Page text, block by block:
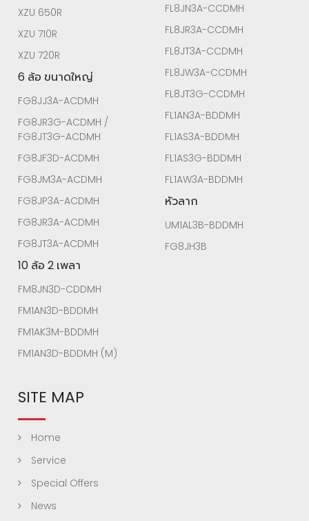
XZU 650R
XZU 710R
XZU 720R
6 ล้อ ขนาดใหญ่
FG8JJ3A-ACDMH
FG8JR3G-ACDMH /
FG8JT3G-ACDMH
FG8JF3D-ACDMH
FG8JM3A-ACDMH
FG8JP3A-ACDMH
FG8JR3A-ACDMH
FG8JT3A-ACDMH
10 ล้อ 2 เพลา
FM8JN3D-CDDMH
FM1AN3D-BDDMH
FM1AK3M-BDDMH
FM1AN3D-BDDMH (M)
FL8JN3A-CCDMH
FL8JR3A-CCDMH
FL8JT3A-CCDMH
FL8JW3A-CCDMH
FL8JT3G-CCDMH
FL1AN3A-BDDMH
FL1AS3A-BDDMH
FL1AS3G-BDDMH
FL1AW3A-BDDMH
หัวลาก
UM1AL3B-BDDMH
FG8JH3B
SITE MAP
Home
Service
Special Offers
News